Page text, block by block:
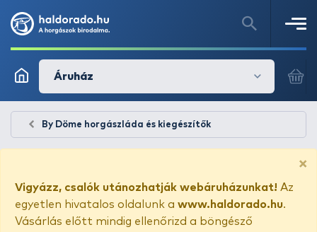
Áruház
By Döme horgászláda és kiegészítők
×
Vigyázz, csalók utánozhatják webáruházunkat! Az
egyetlen hivatalos oldalunk a www.haldorado.hu.
Vásárlás előtt mindig ellenőrizd a böngésző